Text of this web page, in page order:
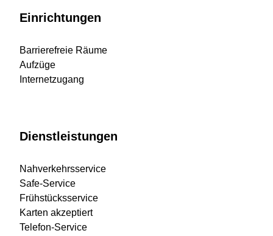
Einrichtungen
Barrierefreie Räume
Aufzüge
Internetzugang
Dienstleistungen
Nahverkehrsservice
Safe-Service
Frühstücksservice
Karten akzeptiert
Telefon-Service